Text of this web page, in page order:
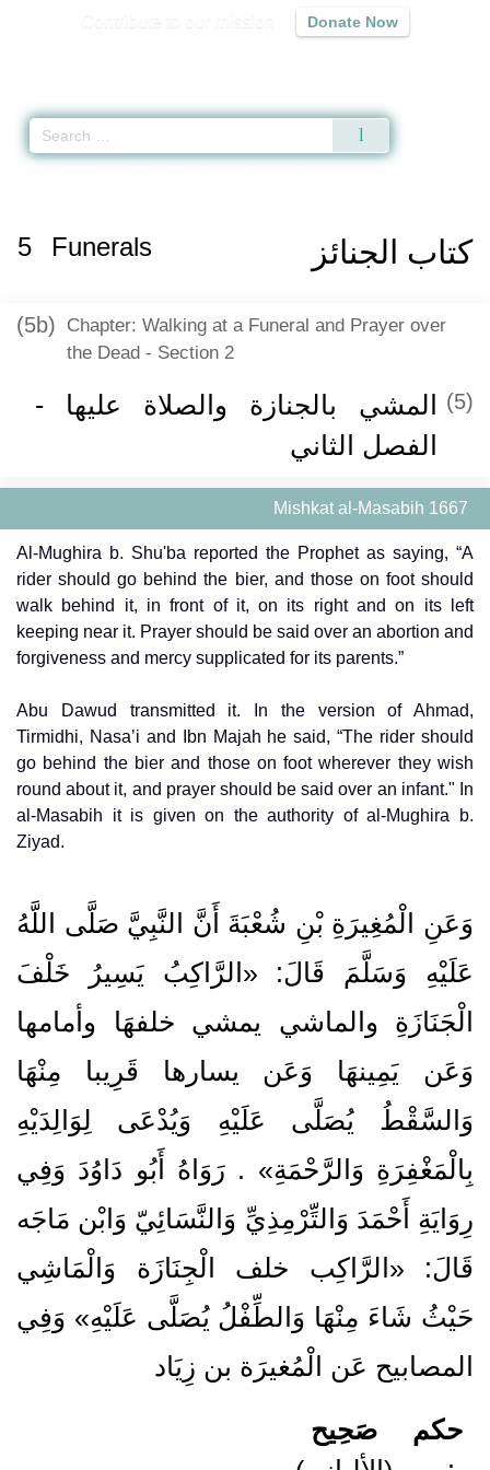
Donate Now
كتاب الجنائز 5 Funerals
(5b) Chapter: Walking at a Funeral and Prayer over
the Dead - Section 2
(5)
المشي بالجنازة والصلاة عليها -
الفصل الثاني
Mishkat al-Masabih 1667
Al-Mughira b. Shu'ba reported the Prophet as saying, “A
rider should go behind the bier, and those on foot should
walk behind it, in front of it, on its right and on its left
keeping near it. Prayer should be said over an abortion and
forgiveness and mercy supplicated for its parents.”
Abu Dawud transmitted it. In the version of Ahmad,
Tirmidhi, Nasa’i and Ibn Majah he said, “The rider should
go behind the bier and those on foot wherever they wish
round about it, and prayer should be said over an infant." In
al-Masabih it is given on the authority of al-Mughira b.
Ziyad.
وَعَنِ الْمُغِيرَةِ بْنِ شُعْبَةَ أَنَّ النَّبِيَّ صَلَّى اللَّهُ
عَلَيْهِ وَسَلَّمَ قَالَ: «الرَّاكِبُ يَسِيرُ خَلْفَ
الْجَنَازَةِ والماشي يمشي خلفهَا وأمامها
وَعَن يَمِينهَا وَعَن يسارها قَرِيبا مِنْهَا
وَالسَّقْطُ يُصَلَّى عَلَيْهِ وَيُدْعَى لِوَالِدَيْهِ
بِالْمَغْفِرَةِ وَالرَّحْمَةِ» . رَوَاهُ أَبُو دَاوُدَ وَفِي
رِوَايَةِ أَحْمَدَ وَالتِّرْمِذِيِّ وَالنَّسَائِيّ وَابْن مَاجَه
قَالَ: «الرَّاكِب خلف الْجِنَازَة وَالْمَاشِي
حَيْثُ شَاءَ مِنْهَا وَالطِّفْلُ يُصَلَّى عَلَيْهِ» وَفِي
المصابيح عَن الْمُغيرَة بن زِيَاد
صَحِيح
حكم